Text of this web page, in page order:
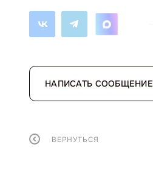
НАПИСАТЬ СООБЩЕНИЕ
ВЕРНУТЬСЯ